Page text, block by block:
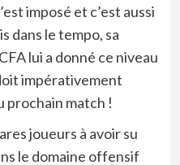
imposé et c’est aussi
dans le tempo, sa
lui a donné ce niveau
impérativement
prochain match !
joueurs à avoir su
le domaine offensif